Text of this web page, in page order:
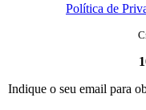
Política de
Indique o seu email para